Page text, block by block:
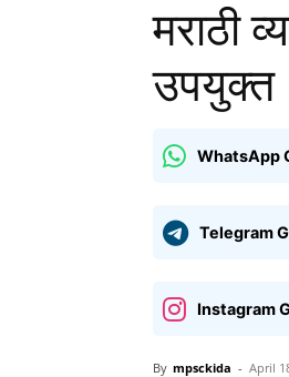
मराठी
उपयुक्त
WhatsApp
Telegram
Instagram
By mpsckida - April